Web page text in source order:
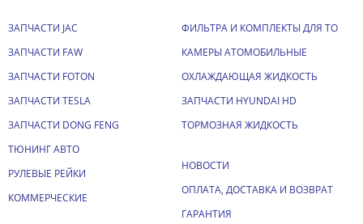
ЗАПЧАСТИ JAC
ЗАПЧАСТИ FAW
ЗАПЧАСТИ FOTON
ЗАПЧАСТИ TESLA
ЗАПЧАСТИ DONG FENG
ТЮНИНГ АВТО
РУЛЕВЫЕ РЕЙКИ
КОММЕРЧЕСКИЕ
ФИЛЬТРА И КОМПЛЕКТЫ ДЛЯ ТО
КАМЕРЫ АТОМОБИЛЬНЫЕ
ОХЛАЖДАЮЩАЯ ЖИДКОСТЬ
ЗАПЧАСТИ HYUNDAI HD
ТОРМОЗНАЯ ЖИДКОСТЬ
НОВОСТИ
ОПЛАТА, ДОСТАВКА И ВОЗВРАТ
ГАРАНТИЯ